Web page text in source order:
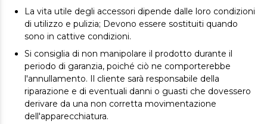
La vita utile degli accessori dipende dalle loro condizioni
di utilizzo e pulizia; Devono essere sostituiti quando
sono in cattive condizioni.
Si consiglia di non manipolare il prodotto durante il
periodo di garanzia, poiché ciò ne comporterebbe
l'annullamento. Il cliente sarà responsabile della
riparazione e di eventuali danni o guasti che dovessero
derivare da una non corretta movimentazione
dell'apparecchiatura.